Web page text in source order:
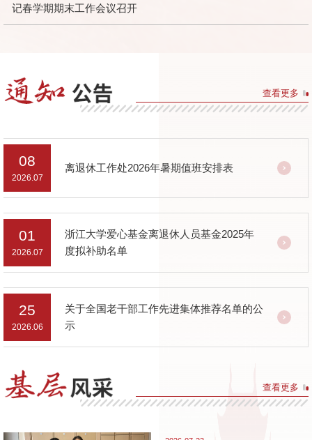
记春学期期末工作会议召开
查看更多
08
2026.07
离退休工作处2026年暑期值班安排表
01
2026.07
浙江大学爱心基金离退休人员基金2025年
度拟补助名单
25
2026.06
关于全国老干部工作先进集体推荐名单的公
示
查看更多